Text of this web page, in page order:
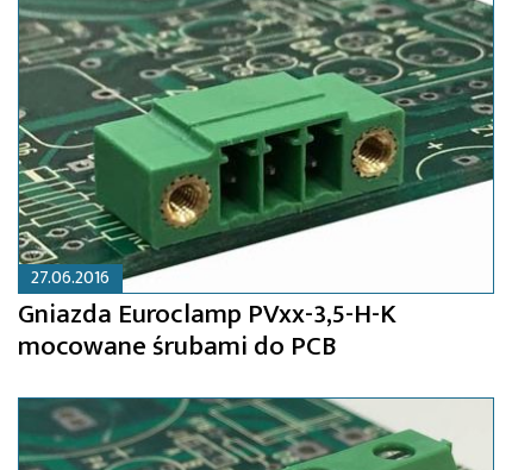
27.06.2016
Gniazda Euroclamp PVxx-3,5-H-K
mocowane śrubami do PCB